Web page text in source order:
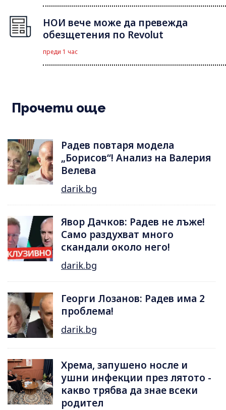
НОИ вече може да превежда
обезщетения по Revolut
преди 1 час
Прочети още
Радев повтаря модела
„Борисов“! Анализ на Валерия
Велева
darik.bg
Явор Дачков: Радев не лъже!
Само раздухват много
скандали около него!
darik.bg
Георги Лозанов: Радев има 2
проблема!
darik.bg
Хрема, запушено носле и
ушни инфекции през лятотo -
какво трябва да знае всеки
родител